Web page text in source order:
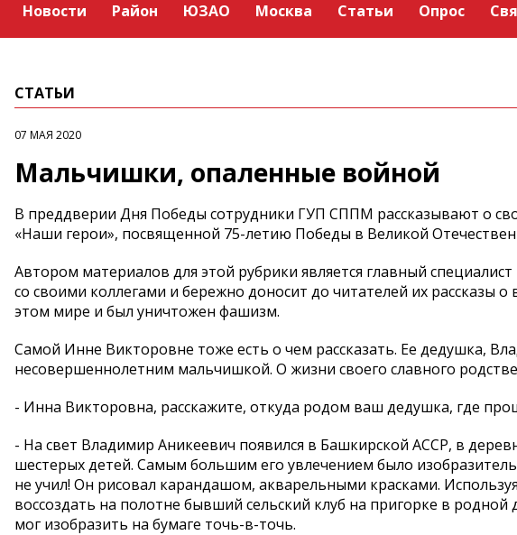
Новости Район ЮЗАО Москва Статьи Опрос
СТАТЬИ
07 МАЯ 2020
Мальчишки, опаленные войной
В преддверии Дня Победы сотрудники ГУП СППМ рассказывают о
«Наши герои», посвященной 75-летию Победы в Великой
Автором материалов для этой рубрики является главный
со своими коллегами и бережно доносит до читателей их рассказы
этом мире и был уничтожен фашизм.
Самой Инне Викторовне тоже есть о чем рассказать. Ее дедушка,
несовершеннолетним мальчишкой. О жизни своего славного
- Инна Викторовна, расскажите, откуда родом ваш дедушка, где
- На свет Владимир Аникеевич появился в Башкирской АССР, в
шестерых детей. Самым большим его увлечением было
не учил! Он рисовал карандашом, акварельными красками.
воссоздать на полотне бывший сельский клуб на пригорке в
мог изобразить на бумаге точь-в-точь.